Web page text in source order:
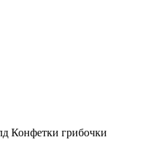
Конфетки грибочки